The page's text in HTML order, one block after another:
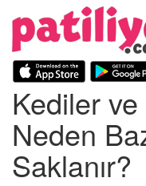
Kediler ve
Neden
Saklanır?